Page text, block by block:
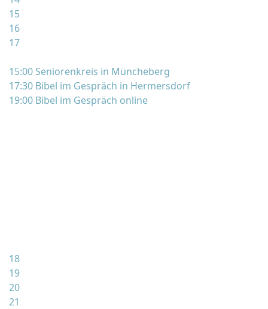
15
16
17
15:00 Seniorenkreis in Müncheberg
17:30 Bibel im Gespräch in Hermersdorf
19:00 Bibel im Gespräch online
18
19
20
21